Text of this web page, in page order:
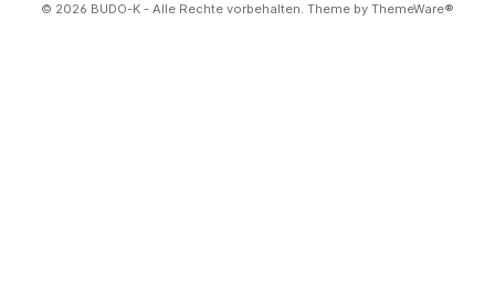
© 2026 BUDO-K - Alle Rechte vorbehalten. Theme by ThemeWare®